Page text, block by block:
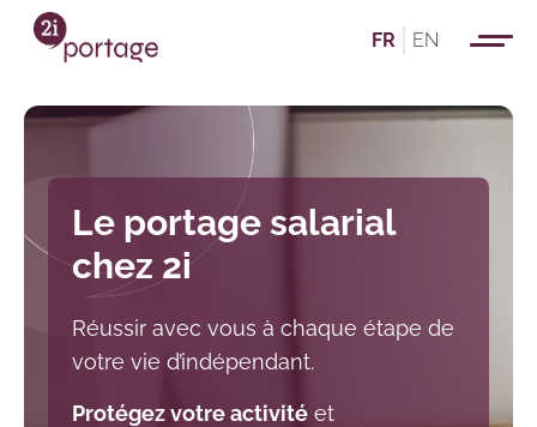
FR EN
Le portage salarial
chez 2i
Réussir avec vous à chaque étape de
votre vie d’indépendant.
Protégez votre activité et